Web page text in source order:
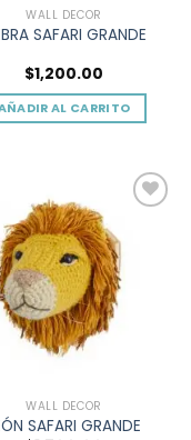
WALL DECOR
SAFARI GRANDE
$1,200.00
AL CARRITO
wishlist
WALL DECOR
SAFARI GRANDE